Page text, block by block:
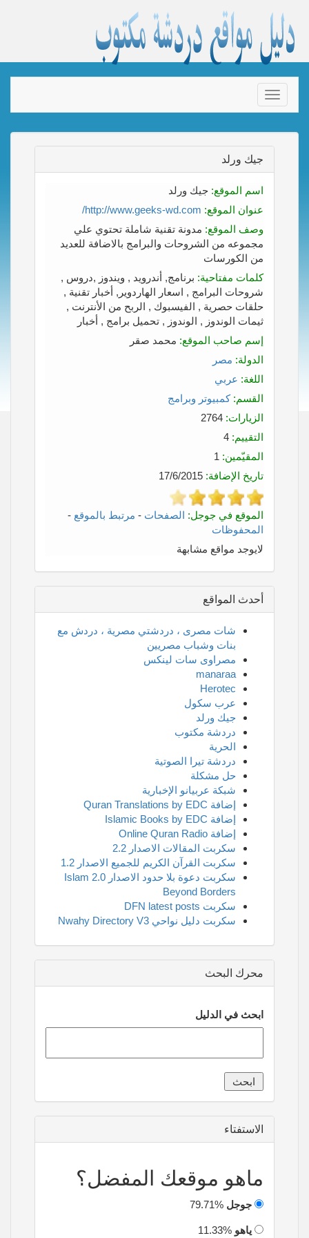
Toggle
navigation
جيك ورلد
اسم الموقع: جيك ورلد
عنوان الموقع: http://www.geeks-wd.com/
وصف الموقع: مدونة تقنية شاملة تحتوي علي
مجموعه من الشروحات والبرامج بالاضافة للعديد
من الكورسات
كلمات مفتاحية: برنامج, أندرويد , ويندوز ,دروس ,
شروحات البرامج , اسعار الهاردوير, أخبار تقنية ,
حلقات حصرية , الفيسبوك , الربح من الأنترنت ,
ثيمات الوندوز , الوندوز , تحميل برامج , أخبار
إسم صاحب الموقع: محمد صقر
الدولة: مصر
اللغة: عربي
القسم: كمبيوتر وبرامج
الزيارات:
التقييم:
المقيّمين:
تاريخ الإضافة:
الموقع في جوجل: الصفحات - مرتبط بالموقع -
المحفوظات
لايوجد مواقع مشابهة
أحدث المواقع
شات مصرى ، دردشتي مصرية ، دردش مع
بنات وشباب مصريين
مصراوى سات لينكس
manaraa
Herotec
عرب سكول
جيك ورلد
دردشة مكتوب
الحرية
دردشة تيرا الصوتية
حل مشكلة
شبكة عربيانو الإخبارية
إضافة Quran Translations by EDC
إضافة Islamic Books by EDC
إضافة Online Quran Radio
سكربت المقالات الاصدار 2.2
سكربت القرآن الكريم للجميع الاصدار 1.2
سكربت دعوة بلا حدود الاصدار 2.0 Islam
Beyond Borders
سكربت DFN latest posts
سكربت دليل نواحي Nwahy Directory V3
محرك البحث
ابحث في الدليل
الاستفتاء
ماهو موقعك المفضل؟
جوجل
ياهو